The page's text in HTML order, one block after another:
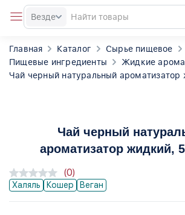
Везде
Главная Каталог
Сырье пищевое
Пищевые ингредиенты
Жидкие
Чай черный натуральный ароматизатор
Чай черный
ароматизатор жидкий,
Халяль Кошер Веган
(0)